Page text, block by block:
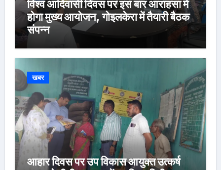
विश्व आदिवासी दिवस पर इस बार आराहसा में
होगा मुख्य आयोजन, गोइलकेरा में तैयारी बैठक
संपन्न
खबर
आहार दिवस पर उप विकास आयुक्त उत्कर्ष